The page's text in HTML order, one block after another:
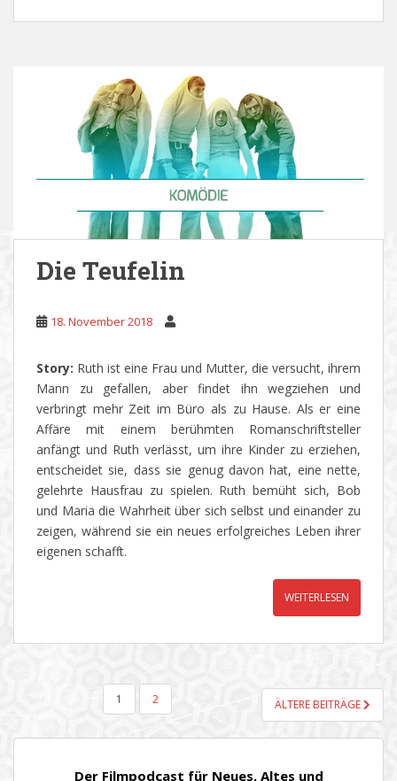
Die Teufelin
18. November 2018
Story: Ruth ist eine Frau und Mutter, die versucht, ihrem
Mann zu gefallen, aber findet ihn wegziehen und
verbringt mehr Zeit im Büro als zu Hause. Als er eine
Affäre mit einem berühmten Romanschriftsteller
anfängt und Ruth verlässt, um ihre Kinder zu erziehen,
entscheidet sie, dass sie genug davon hat, eine nette,
gelehrte Hausfrau zu spielen. Ruth bemüht sich, Bob
und Maria die Wahrheit über sich selbst und einander zu
zeigen, während sie ein neues erfolgreiches Leben ihrer
eigenen schafft.
WEITERLESEN
SEITENNUMMERIERUNG
BEITRÄGE
1 2 ÄLTERE BEITRÄGE
Der Filmpodcast für Neues, Altes und